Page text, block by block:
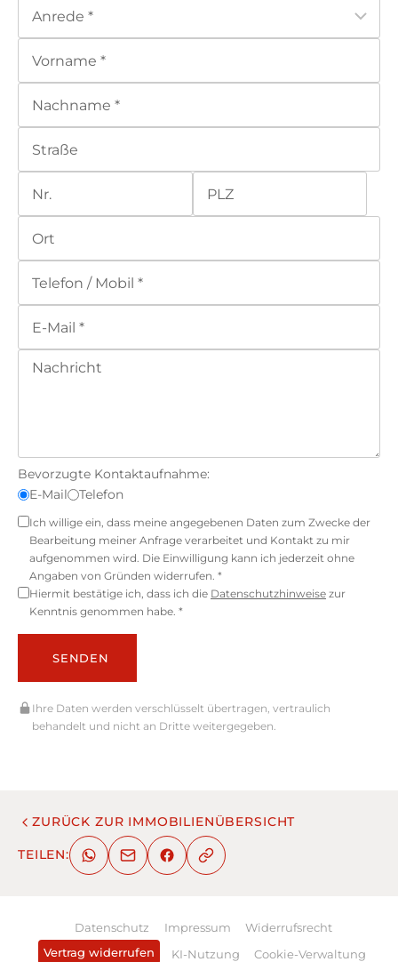
Bevorzugte Kontaktaufnahme:
E-Mail
Telefon
Ich willige ein, dass meine angegebenen Daten zum Zwecke der
Bearbeitung meiner Anfrage verarbeitet und Kontakt zu mir
aufgenommen wird. Die Einwilligung kann ich jederzeit ohne
Angaben von Gründen widerrufen. *
Hiermit bestätige ich, dass ich die Datenschutzhinweise zur
Kenntnis genommen habe. *
SENDEN
Ihre Daten werden verschlüsselt übertragen, vertraulich
behandelt und nicht an Dritte weitergegeben.
ZURÜCK ZUR IMMOBILIENÜBERSICHT
TEILEN:
Datenschutz Impressum
Widerrufsrecht
Vertrag widerrufen
KI-Nutzung Cookie-Verwaltung